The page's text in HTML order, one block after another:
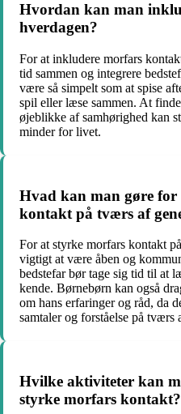
Hvordan kan man
hverdagen?
For at inkludere morfars
tid sammen og integrere
være så simpelt som at spise
spil eller læse sammen. At
øjeblikke af samhørighed kan
minder for livet.
Hvad kan man gøre
kontakt på tværs af
For at styrke morfars kontakt
vigtigt at være åben og
bedstefar bør tage sig tid til at
kende. Børnebørn kan også
om hans erfaringer og råd, da
samtaler og forståelse på tværs
Hvilke aktiviteter kan
styrke morfars kontakt?